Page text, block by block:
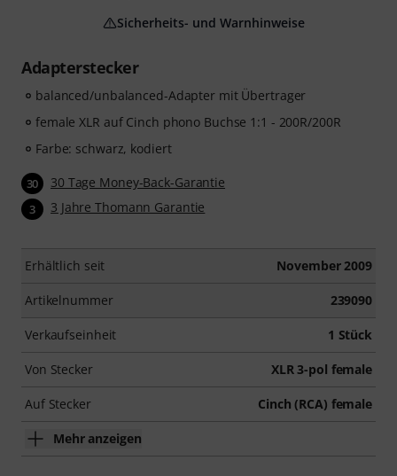
Adapterstecker
balanced/unbalanced-Adapter mit Übertrager
female XLR auf Cinch phono Buchse 1:1 - 200R/200R
Farbe: schwarz, kodiert
30 30 Tage Money-Back-Garantie
3 3 Jahre Thomann Garantie
Erhältlich seit November 2009
Artikelnummer 239090
Verkaufseinheit 1 Stück
Von Stecker XLR 3-pol female
Auf Stecker Cinch (RCA) female
Mehr anzeigen
Sicherheits- und Warnhinweise